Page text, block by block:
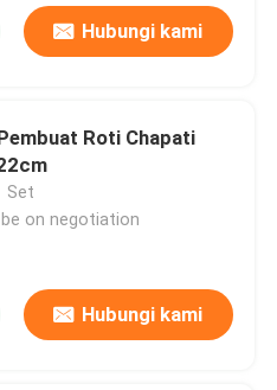
Hubungi kami
Roti Chapati
Set
on negotiation
Hubungi kami